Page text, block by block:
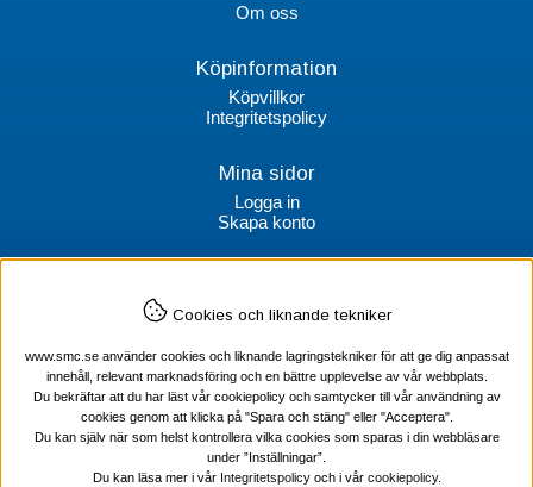
Om oss
Köpinformation
Köpvillkor
Integritetspolicy
Mina sidor
Logga in
Skapa konto
SMC Stockholms Maskincentral AB
100 64 Stockholm
Tel Verktyg: 08-578 55 230
Tel Värmekabel: 08-578 55 240
Cookies och liknande tekniker
www.smc.se använder cookies och liknande lagringstekniker för att ge dig anpassat
innehåll, relevant marknadsföring och en bättre upplevelse av vår webbplats.
Du bekräftar att du har läst vår cookiepolicy och samtycker till vår användning av
cookies genom att klicka på "Spara och stäng" eller "Acceptera".
Du kan själv när som helst kontrollera vilka cookies som sparas i din webbläsare
under ”Inställningar”.
Du kan läsa mer i vår Integritetspolicyoch i vår cookiepolicy.